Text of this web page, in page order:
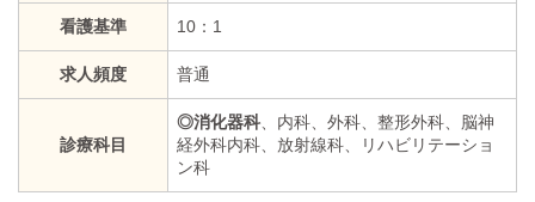
看護基準 10：1
求人頻度 普通
診療科目
◎消化器科、内科、外科、整形外科、脳神
経外科内科、放射線科、リハビリテーショ
ン科